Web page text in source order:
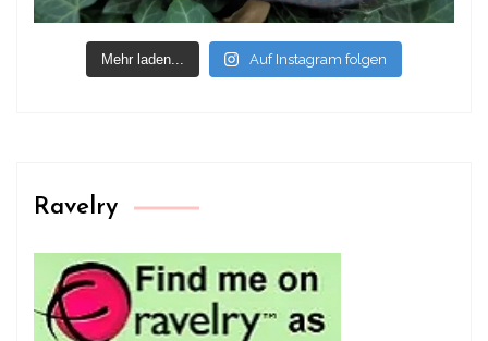
Mehr laden... Auf Instagram folgen
Ravelry